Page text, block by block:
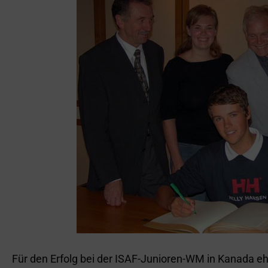
Für den Erfolg bei der ISAF-Junioren-WM in Kanada